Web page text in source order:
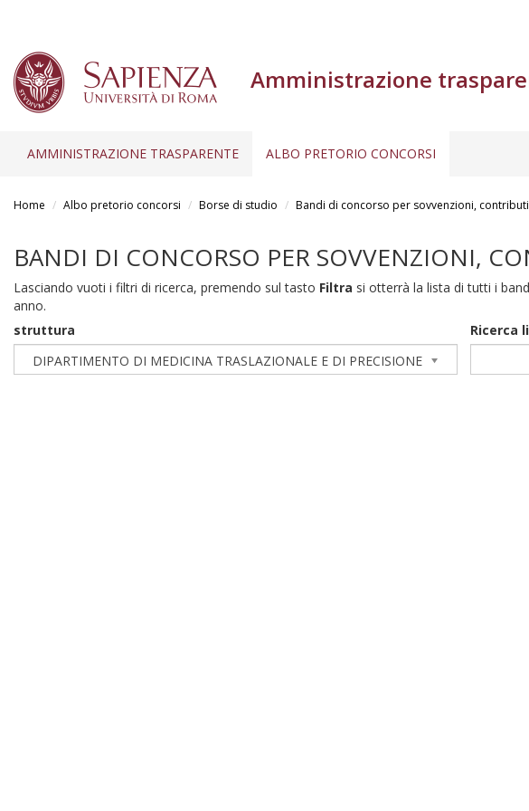
Amministrazione
AMMINISTRAZIONE TRASPARENTE ALBO PRETORIO CONCORSI
Home Albo pretorio concorsi Borse di studio Bandi di concorso per sovvenzioni,
BANDI DI CONCORSO PER SOVVENZIONI,
Lasciando vuoti i filtri di ricerca, premendo sul tasto Filtra si otterrà la lista di tutti i
anno.
struttura
DIPARTIMENTO DI MEDICINA TRASLAZIONALE E DI PRECISIONE
Ricerca